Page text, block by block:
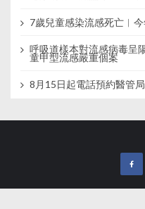
7歲兒童感染流感死亡︱
呼吸道樣本對流感病毒呈
童甲型流感嚴重個案
8月15日起電話預約醫管